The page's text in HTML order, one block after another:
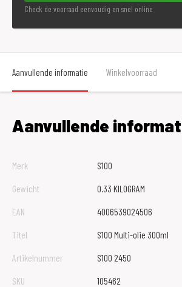
Check de voorraad eenvoudig en snel online
Aanvullende informatie Winkelvoorraad
Aanvullende
Merk
S100
Gewicht
0.33 KILOGRAM
EAN
4006539024506
Titel
S100 Multi-olie 300ml
Artikelnummer
S100 2450
SKU
105462